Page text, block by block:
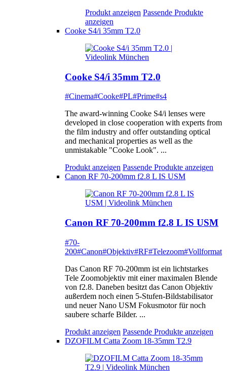
Produkt anzeigen Passende Produkte
anzeigen
Cooke S4/i 35mm T2.0
Cooke S4/i 35mm T2.0
#Cinema#Cooke#PL#Prime#s4
The award-winning Cooke S4/i lenses were
developed in close cooperation with experts from
the film industry and offer outstanding optical
and mechanical properties as well as the
unmistakable "Cooke Look". ...
Produkt anzeigen Passende Produkte anzeigen
Canon RF 70-200mm f2.8 L IS USM
Canon RF 70-200mm f2.8 L IS USM
#70-
200#Canon#Objektiv#RF#Telezoom#Vollformat
Das Canon RF 70-200mm ist ein lichtstarkes
Tele Zoomobjektiv mit einer maximalen Blende
von f2.8. Daneben besitzt das Canon Objektiv
außerdem noch einen 5-Stufen-Bildstabilisator
und neuer Nano USM Fokusmotor für noch
saubere scharfe Bilder. ...
Produkt anzeigen Passende Produkte anzeigen
DZOFILM Catta Zoom 18-35mm T2.9